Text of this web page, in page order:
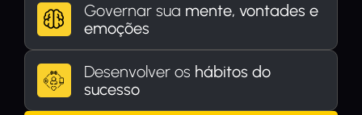
Governar sua mente, vontades e
emoções
Desenvolver os hábitos do
sucesso